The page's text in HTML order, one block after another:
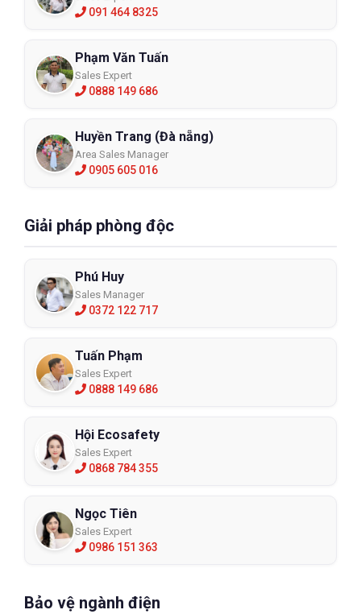
091 464 8325
Phạm Văn Tuấn
Sales Expert
0888 149 686
Huyền Trang (Đà nẵng)
Area Sales Manager
0905 605 016
Giải pháp phòng độc
Phú Huy
Sales Manager
0372 122 717
Tuấn Phạm
Sales Expert
0888 149 686
Hội Ecosafety
Sales Expert
0868 784 355
Ngọc Tiên
Sales Expert
0986 151 363
Bảo vệ ngành điện